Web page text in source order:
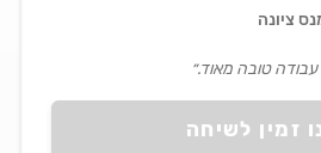
זמין לשיחה
ציונה
טובה מאוד.״